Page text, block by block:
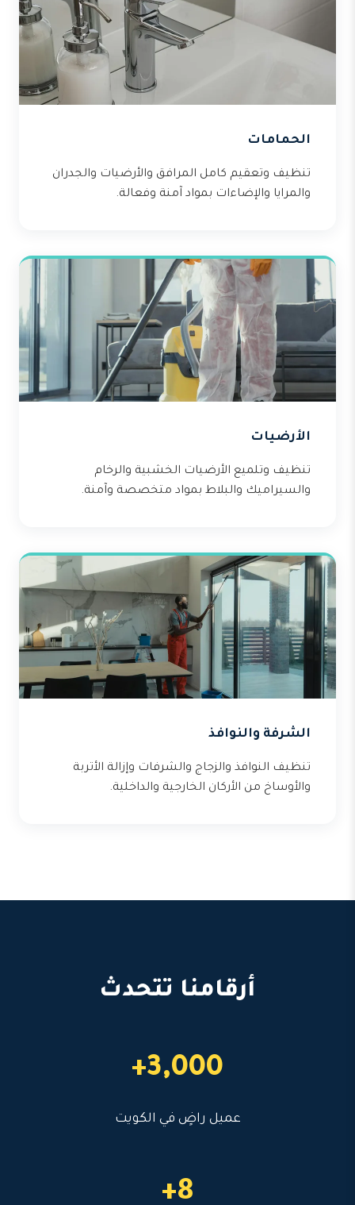
الحمامات
تنظيف وتعقيم كامل المرافق والأرضيات والجدران
والمرايا والإضاءات بمواد آمنة وفعالة.
الأرضيات
تنظيف وتلميع الأرضيات الخشبية والرخام
والسيراميك والبلاط بمواد متخصصة وآمنة.
الشرفة والنوافذ
تنظيف النوافذ والزجاج والشرفات وإزالة الأتربة
والأوساخ من الأركان الخارجية والداخلية.
أرقامنا تتحدث
3,000+
عميل راضٍ في الكويت
8+